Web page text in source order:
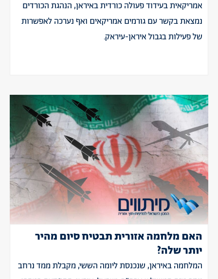
אמריקאית בעידוד פעולה כורדית באיראן, הנהגת הכורדים
נמצאת בקשר עם גורמים אמריקאים ואף נערכה לאפשרות
של פעילות בגבול איראן-עיראק.
האם מלחמה אזורית תבטיח סיום מהיר
יותר שלה?
המלחמה באיראן, שנכנסת ליומה הששי, מקבלת ממד נרחב